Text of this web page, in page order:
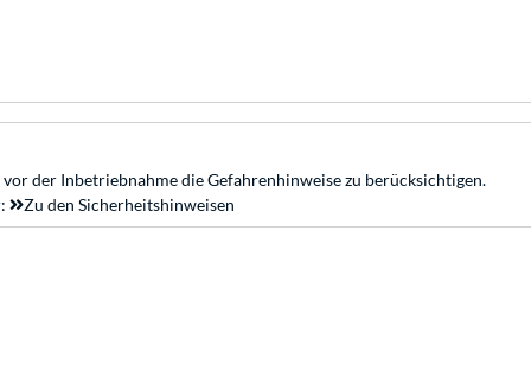
der Inbetriebnahme die Gefahrenhinweise zu berücksichtigen.
Zu den Sicherheitshinweisen